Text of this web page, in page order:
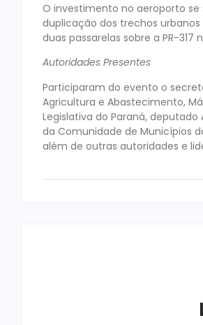
O investimento no aeroporto
duplicação dos trechos urbanos
duas passarelas sobre a PR-317
Autoridades Presentes
Participaram do evento o
Agricultura e Abastecimento,
Legislativa do Paraná,
da Comunidade de Municípios
além de outras autoridades e